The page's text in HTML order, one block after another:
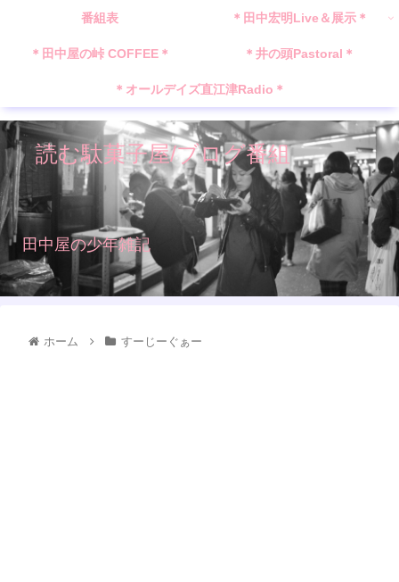
読む駄菓子屋/ブログ番組
田中屋の少年雑記
番組表 ＊田中宏明Live＆展示＊
＊田中屋の峠 COFFEE＊ ＊井の頭Pastoral＊
＊オールデイズ直江津Radio＊
ホーム すーじーぐぁー